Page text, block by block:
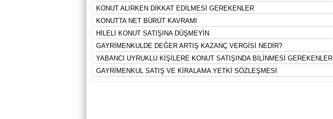
KONUT ALIRKEN DİKKAT EDİLMESİ GEREKENLER
KONUTTA NET BÜRÜT KAVRAMI
HİLELİ KONUT SATIŞINA DÜŞMEYİN
GAYRİMENKULDE DEĞER ARTIŞ KAZANÇ VERGİSİ NEDİR?
YABANCI UYRUKLU KİŞİLERE KONUT SATIŞINDA BİLİNMESİ GEREKENLER
GAYRİMENKUL SATIŞ VE KİRALAMA YETKİ SÖZLEŞMESİ